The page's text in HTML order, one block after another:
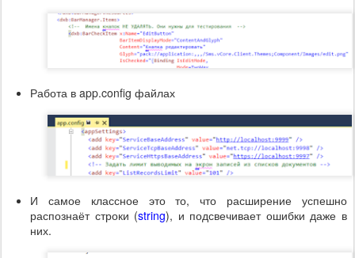
Работа в app.config файлах
И самое классное это то, что расширение успешно
распознаёт строки (string), и подсвечивает ошибки даже в
них.